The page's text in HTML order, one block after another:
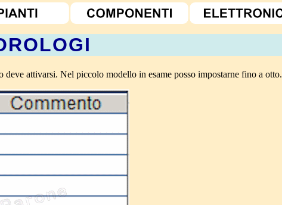
deve attivarsi. Nel piccolo modello in esame posso impostarne fino a otto.